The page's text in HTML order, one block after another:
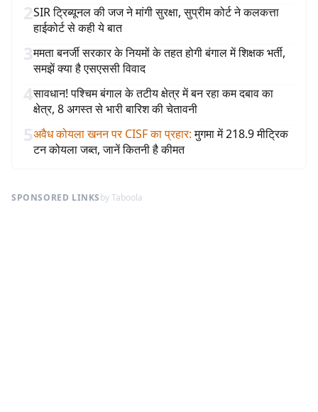
2SIR ट्रिब्यूनल की जज ने मांगी सुरक्षा, सुप्रीम कोर्ट ने कलकत्ता
हाईकोर्ट से कही ये बात
3ममता बनर्जी सरकार के नियमों के तहत होगी बंगाल में शिक्षक भर्ती,
समझें क्या है एसएससी विवाद
4सावधान! पश्चिम बंगाल के तटीय क्षेत्र में बन रहा कम दबाव का
क्षेत्र, 8 अगस्त से भारी बारिश की चेतावनी
5अवैध कोयला खनन पर CISF का प्रहार: मुगमा में 218.9 मीट्रिक
टन कोयला जब्त, जानें कितनी है कीमत
SPONSORED LINKSby Taboola